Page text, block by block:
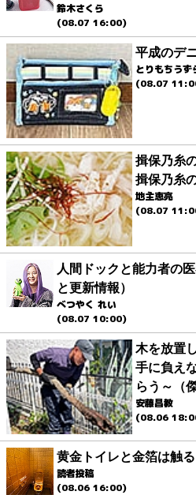
鈴木さくら
(08.07 16:00)
平成のデ
とりもちうず
(08.07
揖保乃糸
揖保乃糸
地主恵亮
(08.07
人間ドックと能力者の
と更新情報）
べつやく れい
(08.07 10:00)
木を放置
手に負え
らう～（
安藤昌教
(08.06
黄金トイレと金箔は触
読者投稿
(08.06 16:00)